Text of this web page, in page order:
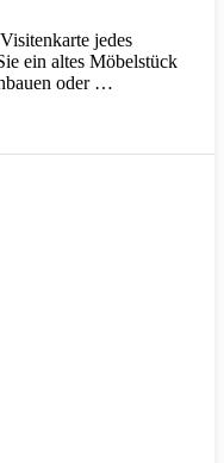
jedes
ein altes Möbelstück
oder …